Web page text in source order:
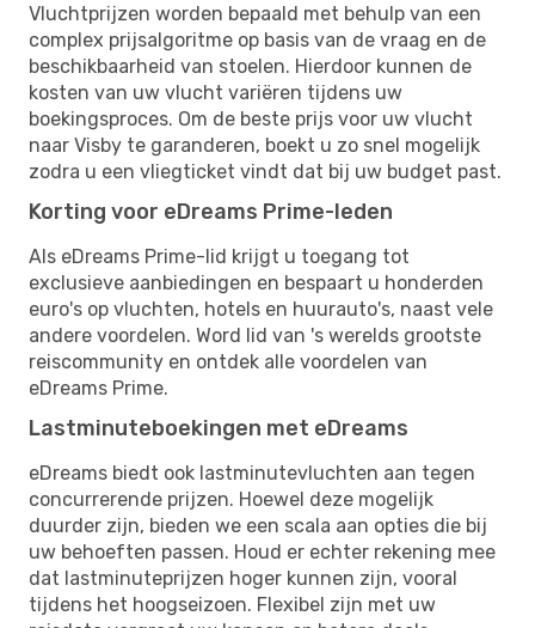
Vluchtprijzen worden bepaald met behulp van een
complex prijsalgoritme op basis van de vraag en de
beschikbaarheid van stoelen. Hierdoor kunnen de
kosten van uw vlucht variëren tijdens uw
boekingsproces. Om de beste prijs voor uw vlucht
naar Visby te garanderen, boekt u zo snel mogelijk
zodra u een vliegticket vindt dat bij uw budget past.
Korting voor eDreams Prime-leden
Als eDreams Prime-lid krijgt u toegang tot
exclusieve aanbiedingen en bespaart u honderden
euro's op vluchten, hotels en huurauto's, naast vele
andere voordelen. Word lid van 's werelds grootste
reiscommunity en ontdek alle voordelen van
eDreams Prime.
Lastminuteboekingen met eDreams
eDreams biedt ook lastminutevluchten aan tegen
concurrerende prijzen. Hoewel deze mogelijk
duurder zijn, bieden we een scala aan opties die bij
uw behoeften passen. Houd er echter rekening mee
dat lastminuteprijzen hoger kunnen zijn, vooral
tijdens het hoogseizoen. Flexibel zijn met uw